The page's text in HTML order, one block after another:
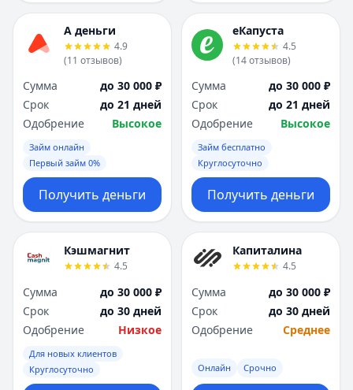
А деньги
4.9
(11 отзывов)
Сумма
до 30 000 ₽
Срок
до 21 дней
Одобрение
Высокое
Займ онлайн
Первый займ 0%
Получить деньги
еКапуста
4.5
(14отзывов)
Сумма
до 30 000 ₽
Срок
до 21 дней
Одобрение
Высокое
Займ бесплатно
Круглосуточно
Получить деньги
Кэшмагнит
4.5
Сумма
до 30 000 ₽
Срок
до 30 дней
Одобрение
Низкое
Для новых клиентов
Круглосуточно
Капиталина
4.5
Сумма
до 30 000 ₽
Срок
до 30 дней
Одобрение
Среднее
Онлайн Срочно